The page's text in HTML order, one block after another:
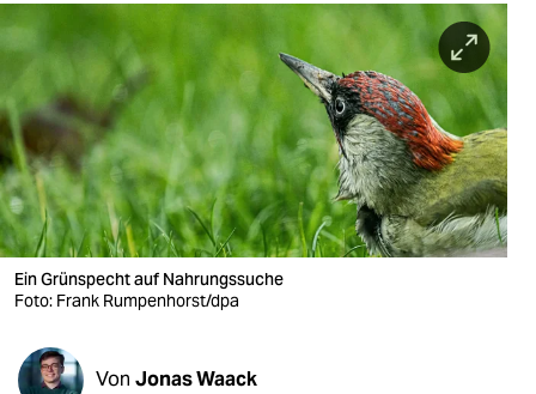
berlin
nord
wahrheit
verlag
verlag
veranstaltungen
fragen & hilfe
Ein Grünspecht auf Nahrungssuche
Foto: Frank Rumpenhorst/dpa
Von Jonas Waack